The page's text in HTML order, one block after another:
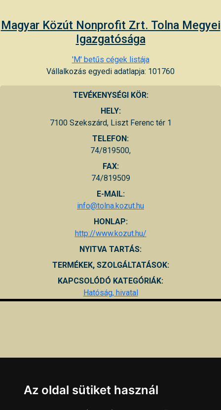
Magyar Közút Nonprofit Zrt. Tolna Megyei
Igazgatósága
'M' betűs cégek listája
Vállalkozás egyedi adatlapja: 101760
TEVÉKENYSÉGI KÖR:
HELY:
7100 Szekszárd, Liszt Ferenc tér 1
TELEFON:
74/819500,
FAX:
74/819509
E-MAIL:
info@tolna.kozut.hu
HONLAP:
http://www.kozut.hu/
NYITVA TARTÁS:
TERMÉKEK, SZOLGÁLTATÁSOK:
KAPCSOLÓDÓ KATEGÓRIÁK:
Hatóság, hivatal
Az oldal sütiket használ